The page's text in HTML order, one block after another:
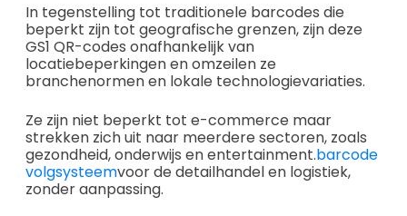
In tegenstelling tot traditionele barcodes die
beperkt zijn tot geografische grenzen, zijn deze
GS1 QR-codes onafhankelijk van
locatiebeperkingen en omzeilen ze
branchenormen en lokale technologievariaties.
Ze zijn niet beperkt tot e-commerce maar
strekken zich uit naar meerdere sectoren, zoals
gezondheid, onderwijs en entertainment.barcode
volgsysteemvoor de detailhandel en logistiek,
zonder aanpassing.